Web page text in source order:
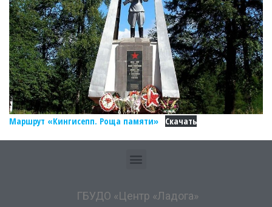
Маршрут «Кингисепп. Роща памяти» Скачать
ГБУДО «Центр «Ладога»